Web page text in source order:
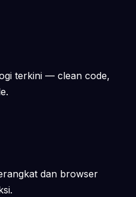
terkini — clean code,
dan browser